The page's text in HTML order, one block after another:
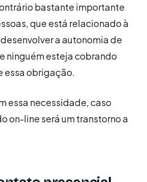
bastante importante
que está relacionado à
a autonomia de
ninguém esteja cobrando
essa obrigação.
essa necessidade, caso
on-line será um transtorno a